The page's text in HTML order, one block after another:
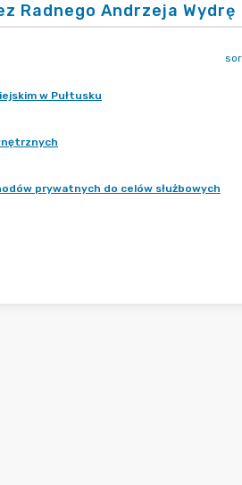
Radnego Andrzeja Wydrę
w Pułtusku
prywatnych do celów służbowych